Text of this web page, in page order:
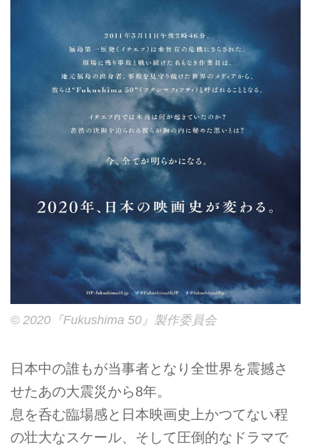
© 2020『Fukushima 50』製作委員会
日本中の誰もが当事者となり全世界を震撼さ
せたあの大震災から8年。
息を呑む臨場感と日本映画史上かつてない程
の壮大なスケール、そして圧倒的なドラマで